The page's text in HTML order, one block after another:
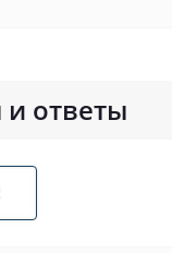
ответы